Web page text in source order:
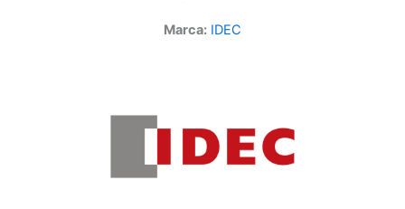
Marca: IDEC